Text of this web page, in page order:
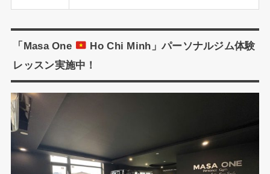
「Masa One
Ho Chi Minh」パーソナルジム体験
レッスン実施中！